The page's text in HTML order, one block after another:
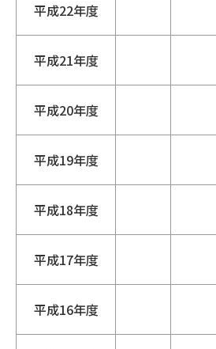
平成22年度
平成21年度
平成20年度
平成19年度
平成18年度
平成17年度
平成16年度